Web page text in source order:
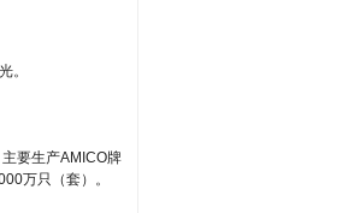
。
要生产AMICO牌
万只（套）。